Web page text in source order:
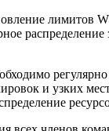
лимитов
и узких